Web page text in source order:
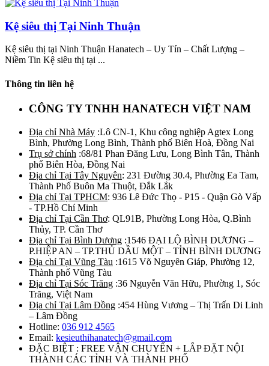
Kệ siêu thị Tại Ninh Thuận
Kệ siêu thị tại Ninh Thuận Hanatech – Uy Tín – Chất Lượng –
Niềm Tin Kệ siêu thị tại ...
Thông tin liên hệ
CÔNG TY TNHH HANATECH VIỆT NAM
Địa chỉ Nhà Máy :Lô CN-1, Khu công nghiệp Agtex Long
Bình, Phường Long Bình, Thành phố Biên Hoà, Đồng Nai
Trụ sở chính :68/81 Phan Đăng Lưu, Long Bình Tân, Thành
phố Biên Hòa, Đồng Nai
Địa chỉ Tại Tây Nguyên: 231 Đường 30.4, Phường Ea Tam,
Thành Phố Buôn Ma Thuột, Đắk Lắk
Địa chỉ Tại TPHCM: 936 Lê Đức Thọ - P15 - Quận Gò Vấp
- TP.Hồ Chí Minh
Địa chỉ Tại Cần Thơ: QL91B, Phường Long Hòa, Q.Bình
Thủy, TP. Cần Thơ
Địa chỉ Tại Bình Dương :1546 ĐẠI LỘ BÌNH DƯƠNG –
P.HIỆP AN – TP.THỦ DẦU MỘT – TỈNH BÌNH DƯƠNG
Địa chỉ Tại Vũng Tàu :1615 Võ Nguyên Giáp, Phường 12,
Thành phố Vũng Tàu
Địa chỉ Tại Sóc Trăng :36 Nguyễn Văn Hữu, Phường 1, Sóc
Trăng, Việt Nam
Địa chỉ Tại Lâm Đồng :454 Hùng Vương – Thị Trấn Di Linh
– Lâm Đồng
Hotline: 036 912 4565
Email: kesieuthihanatech@gmail.com
ĐẶC BIỆT : FREE VẬN CHUYỂN + LẮP ĐẶT NỘI
THÀNH CÁC TỈNH VÀ THÀNH PHỐ